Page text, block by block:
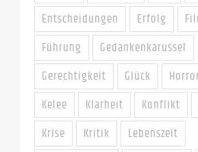
Entscheidungen
Erfolg
Führung
Gedankenkarussel
Gerechtigkeit
Glück
Kelee
Klarheit Konflikt
Krise
Kritik
Lebenszeit